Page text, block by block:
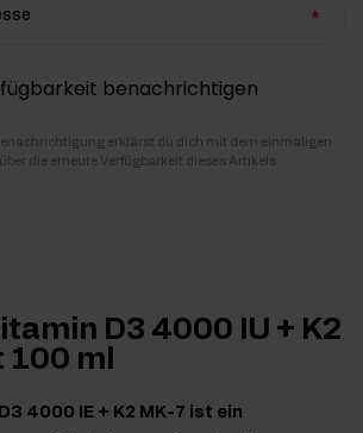
benachrichtigen
erklärst du dich mit dem einmaligen
die erneute Verfügbarkeit dieses Artikels
D3 4000 IU + K2
100 ml
4000 IE + K2 MK-7 ist ein